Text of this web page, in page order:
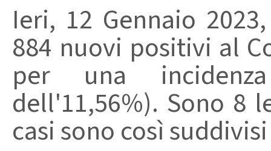
Ieri, 12 Gennaio
884 nuovi positivi al
per una
dell'11,56%). Sono 8
casi sono così